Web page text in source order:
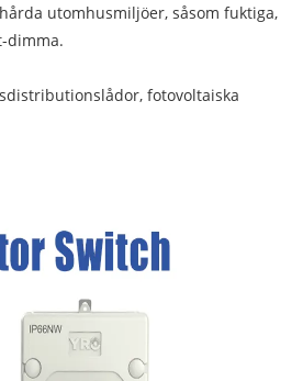
utomhusmiljöer, såsom fuktiga,
dimma.
fotovoltaiska